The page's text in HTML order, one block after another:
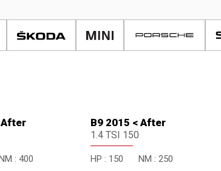
After
: 400
B9 2015 < After
1.4 TSI 150
HP : 150 NM : 250